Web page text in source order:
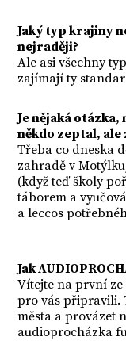
Jaký typ krajiny
nejraději?
Ale asi všechny
zajímají ty
Je nějaká
někdo zeptal,
Třeba co dneska
zahradě v
(když teď školy
táborem a
a leccos
Jak
Vítejte na první
pro vás připravili.
města a provázet
audioprocházka